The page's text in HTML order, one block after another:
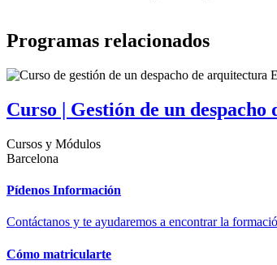
Programas relacionados
Curso | Gestión de un
Cursos y Módulos
Barcelona
Pídenos Información
Contáctanos y te ayudaremos a encontrar la
Cómo matricularte